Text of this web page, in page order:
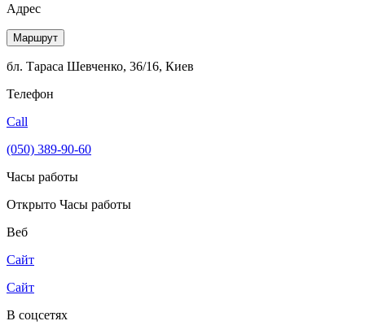
Адрес
Маршрут
бл. Тараса Шевченко, 36/16, Киев
Телефон
Call
(050) 389-90-60
Часы работы
Открыто Часы работы
Веб
Сайт
Сайт
В соцсетях